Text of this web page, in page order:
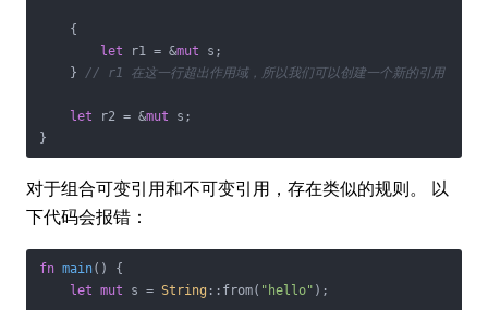
    {
let r1 = &mut s;
    }
// r1 在这一行超出作用域，所以我们可以创建一个新的引用
let r2 = &mut s;
}
对于组合可变引用和不可变引用，存在类似的规则。 以
下代码会报错：
fn main() {
let mut s = String ::from( "hello" );